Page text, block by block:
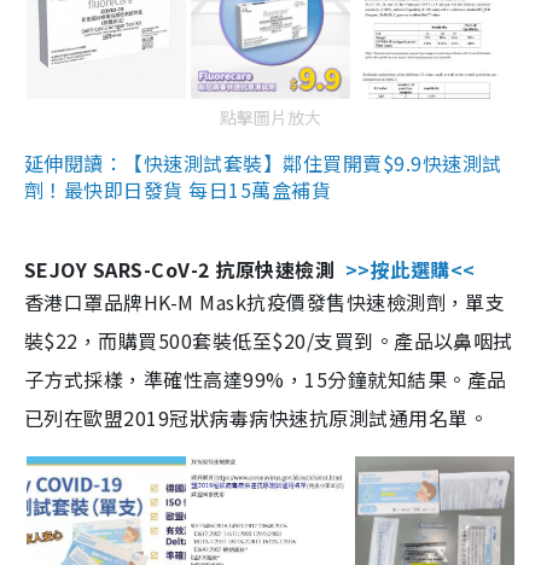
點擊圖片放大
延伸閱讀：【快速測試套裝】鄰住買開賣$9.9快速測試
劑！最快即日發貨 每日15萬盒補貨
SEJOY SARS-CoV-2 抗原快速檢測 >>按此選購<<
香港口罩品牌HK-M Mask抗疫價發售快速檢測劑，單支
裝$22，而購買500套裝低至$20/支買到。產品以鼻咽拭
子方式採樣，準確性高達99%，15分鐘就知結果。產品
已列在歐盟2019冠狀病毒病快速抗原測試通用名單。